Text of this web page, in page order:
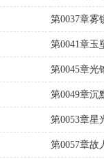
第0037章雾
第0041章玉
第0045章光
第0049章沉
第0053章星
第0057章故